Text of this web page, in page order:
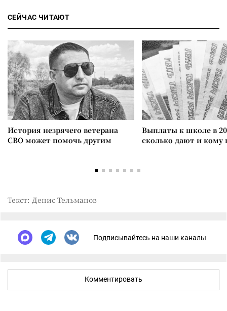
СЕЙЧАС ЧИТАЮТ
История незрячего ветерана
СВО может помочь другим
Выплаты к школе в
сколько дают и
Текст: Денис Тельманов
Подписывайтесь на наши каналы
Комментировать